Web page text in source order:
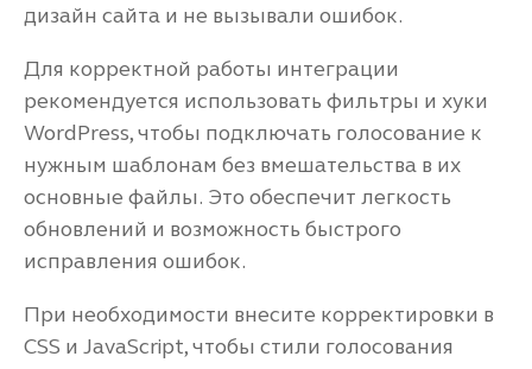
дизайн сайта и не вызывали ошибок.
Для корректной работы интеграции
рекомендуется использовать фильтры и хуки
WordPress, чтобы подключать голосование к
нужным шаблонам без вмешательства в их
основные файлы. Это обеспечит легкость
обновлений и возможность быстрого
исправления ошибок.
При необходимости внесите корректировки в
CSS и JavaScript, чтобы стили голосования